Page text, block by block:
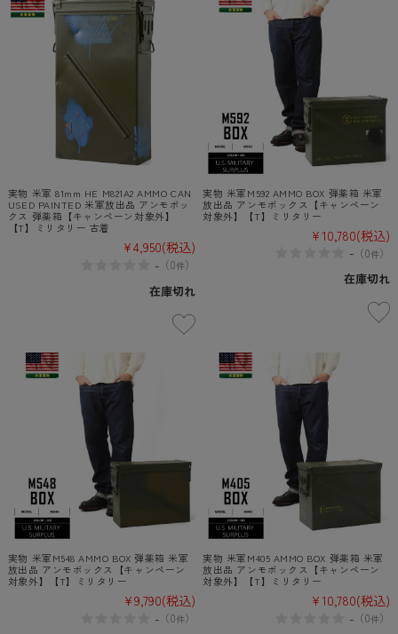
実物 米軍 81mm HE M821A2 AMMO CAN
USED PAINTED 米軍放出品 アンモボッ
クス 弾薬箱【キャンペーン対象外】
【T】ミリタリー 古着
¥4,950(税込)
-（0件）
在庫切れ
実物 米軍M592 AMMO BOX 弾薬箱 米軍
放出品 アンモボックス【キャンペーン
対象外】【T】ミリタリー
¥10,780(税込)
- （0件）
在庫切れ
実物 米軍M548 AMMO BOX 弾薬箱 米軍
放出品 アンモボックス【キャンペーン
対象外】【T】ミリタリー
¥9,790(税込)
-（0件）
実物 米軍M405 AMMO BOX 弾薬箱 米軍
放出品 アンモボックス【キャンペーン
対象外】【T】ミリタリー
¥10,780(税込)
- （0件）